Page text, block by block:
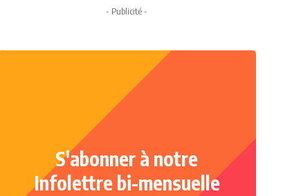
- Publicité -
S'abonner à notre
Infolettre bi-mensuelle